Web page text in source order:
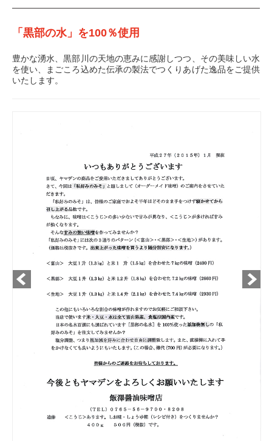
「黒部の水」を100％使用
豊かな湧水、黒部川の天地の恵みに感謝しつつ、その美味しい水
を使い、まごころ込めた伝承の製法でつくりあげた逸品をご提供
いたします。